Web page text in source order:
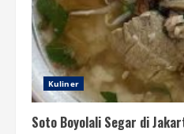
Kuliner
Soto Boyolali Segar di